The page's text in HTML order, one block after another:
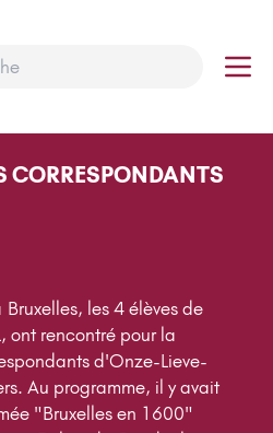
CORRESPONDANTS
les 4 élèves de
ont rencontré pour la
d'Onze-Lieve-
Au programme, il y avait
"Bruxelles en 1600"